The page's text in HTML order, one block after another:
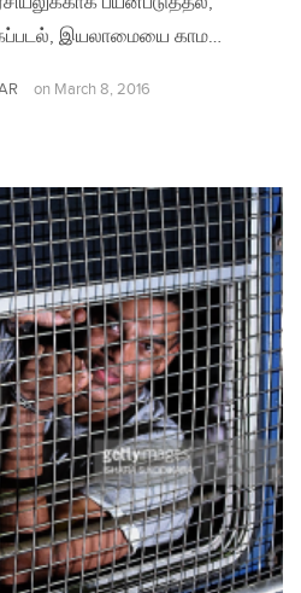
இயலாமையை காம…
on March 8, 2016